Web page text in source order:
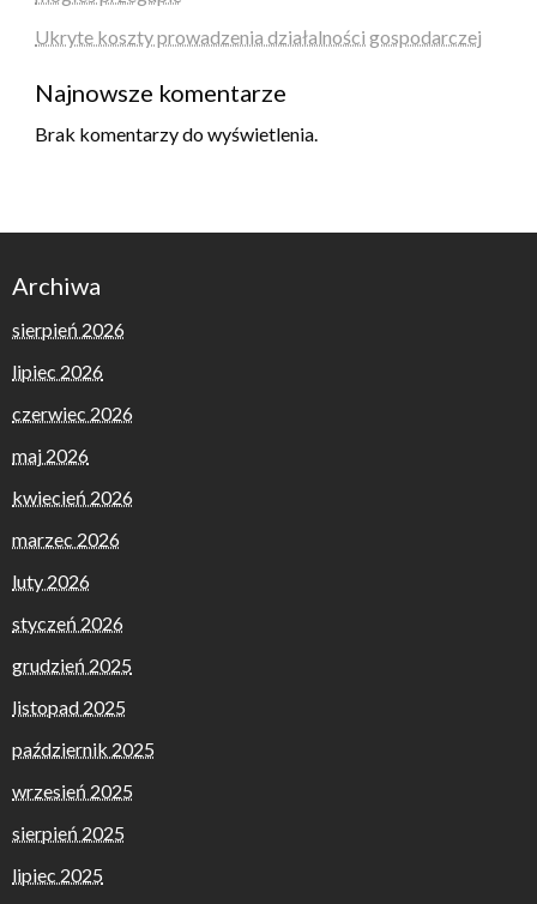
Ukryte koszty prowadzenia działalności gospodarczej
Najnowsze komentarze
Brak komentarzy do wyświetlenia.
Archiwa
sierpień 2026
lipiec 2026
czerwiec 2026
maj 2026
kwiecień 2026
marzec 2026
luty 2026
styczeń 2026
grudzień 2025
listopad 2025
październik 2025
wrzesień 2025
sierpień 2025
lipiec 2025